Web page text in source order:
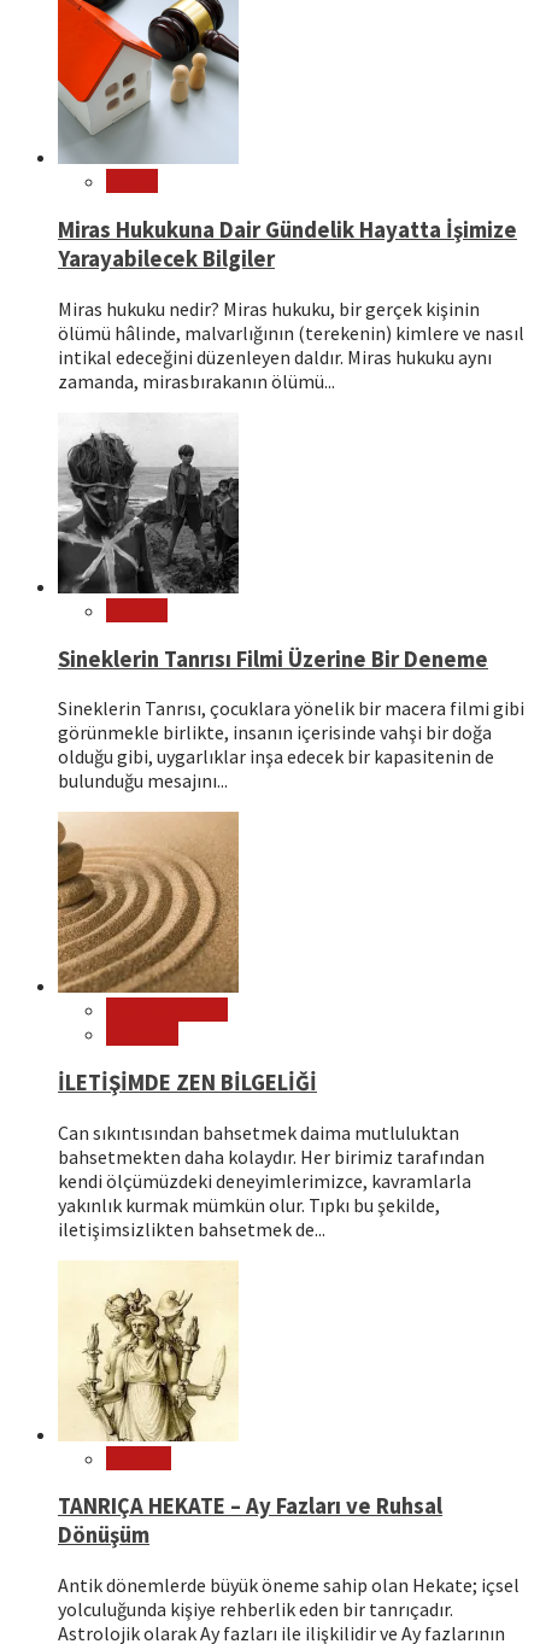
Miras Hukukuna Dair Gündelik Hayatta İşimize
Yarayabilecek Bilgiler
Miras hukuku nedir? Miras hukuku, bir gerçek kişinin
ölümü hâlinde, malvarlığının (terekenin) kimlere ve nasıl
intikal edeceğini düzenleyen daldır. Miras hukuku aynı
zamanda, mirasbırakanın ölümü...
Sineklerin Tanrısı Filmi Üzerine Bir Deneme
Sineklerin Tanrısı, çocuklara yönelik bir macera filmi gibi
görünmekle birlikte, insanın içerisinde vahşi bir doğa
olduğu gibi, uygarlıklar inşa edecek bir kapasitenin de
bulunduğu mesajını...
İLETİŞİMDE ZEN BİLGELİĞİ
Can sıkıntısından bahsetmek daima mutluluktan
bahsetmekten daha kolaydır. Her birimiz tarafından
kendi ölçümüzdeki deneyimlerimizce, kavramlarla
yakınlık kurmak mümkün olur. Tıpkı bu şekilde,
iletişimsizlikten bahsetmek de...
TANRIÇA HEKATE – Ay Fazları ve Ruhsal
Dönüşüm
Antik dönemlerde büyük öneme sahip olan Hekate; içsel
yolculuğunda kişiye rehberlik eden bir tanrıçadır.
Astrolojik olarak Ay fazları ile ilişkilidir ve Ay fazlarının